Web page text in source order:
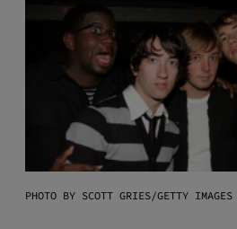
PHOTO BY SCOTT GRIES/GETTY IMAGES